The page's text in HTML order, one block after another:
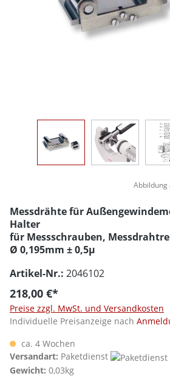
Abbildung
Messdrähte für
Halter
für Messschrauben,
Ø 0,195mm ± 0,5µ
Artikel-Nr.: 2046102
218,00 €*
Preise zzgl. MwSt. und Versandkosten
Individuelle Preisanzeige nach
ca. 4 Wochen
Versandart: Paketdienst
Gewicht: 0,03kg